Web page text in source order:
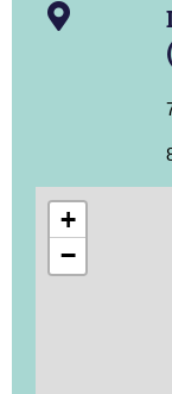
+
−